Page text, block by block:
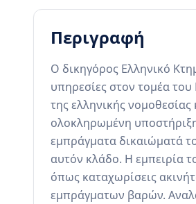
Περιγραφή
Ο δικηγόρος Ελληνικό
υπηρεσίες στον τομέα
της ελληνικής
ολοκληρωμένη
εμπράγματα δικαιώματά
αυτόν κλάδο. Η εμπειρία
όπως καταχωρίσεις
εμπράγματων βαρών.